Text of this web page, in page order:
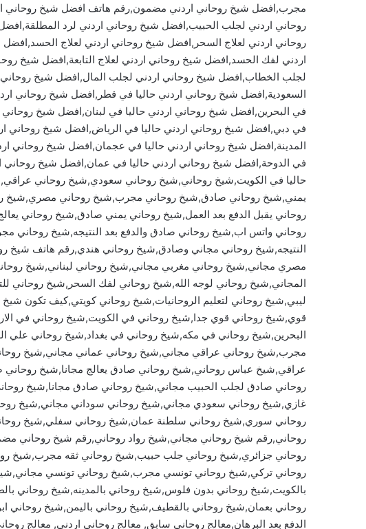
مجرب,افضل شيخ روحاني اردني مضمون,رقم هاتف افضل شيخ روحاني
روحاني اردني لجلب الحبيب,افضل شيخ روحاني اردني لرد
روحاني اردني لعلاج السحر,افضل شيخ روحاني اردني لعلاج
اردني لفك الحسد,افضل شيخ روحاني اردني لعلاج التابعة,افضل شيخ
لجلب الخطاب,افضل شيخ روحاني اردني لجلب المال,افضل شيخ
السعودية,افضل شيخ روحاني اردني حاليا في قطر,افضل شيخ روحاني
في البحرين,افضل شيخ روحاني اردني حاليا في لبنان,افضل شيخ روحاني
في دبي,افضل شيخ روحاني اردني حاليا في الرياض,افضل شيخ روحاني
المدينة,افضل شيخ روحاني اردني حاليا في عجمان,افضل شيخ روحاني
في الدوحة,افضل شيخ روحاني اردني حاليا في عمان,افضل شيخ
حاليا في الكويت,شيخ روحاني,شيخ روحاني سعودي,شيخ روحاني
يمني,شيخ روحاني صادق,شيخ روحاني مجرب,شيخ روحاني مصري,شيخ
روحاني يقبل الدفع بعد العمل,شيخ روحاني يمني صادق,شيخ روحاني
روحاني واتس اب,شيخ روحاني صادق والدفع بعد النتيجه,شيخ روحاني
النتيجه,شيخ روحاني مجاني وصادق,شيخ روحاني هندي,رقم هاتف شيخ
مصري مجاني,شيخ روحاني مغربي مجاني,شيخ روحاني لبناني,شيخ
المجاني,شيخ روحاني لوجه الله,شيخ روحاني لفك السحر,شيخ روحاني
ليبي,شيخ روحاني لتعليم الروحانيات,شيخ روحاني كويتي,كيف تكون
قوي,شيخ روحاني قوي جدا,شيخ روحاني في الكويت,شيخ روحاني في
البحرين,شيخ روحاني في مكه,شيخ روحاني في بغداد,شيخ روحاني علي
مجرب,شيخ روحاني عراقي مجاني,شيخ روحاني عماني مجاني,شيخ
عراقي,شيخ عباس روحاني,شيخ روحاني صادق يعالج مجانا,شيخ
روحاني صادق لجلب الحبيب مجاني,شيخ روحاني صادق مجانا,شيخ
غازي,شيخ روحاني سعودي مجاني,شيخ روحاني سوداني مجاني,شيخ
روحاني سوري,شيخ روحاني سلطنة عمان,شيخ روحاني سفلي,شيخ
روحاني,رقم شيخ روحاني مجاني,شيخ رواد روحاني,رقم شيخ روحاني
روحاني جزائري,شيخ روحاني جلب حبيب,شيخ روحاني ثقه مجرب,شيخ
روحاني تركي,شيخ روحاني تونسي مجرب,شيخ روحاني تونسي
بالكويت,شيخ روحاني بدون فلوس,شيخ روحاني بالمدينه,شيخ روحاني
روحاني بعمان,شيخ روحاني بالقطيف,شيخ روحاني باليمن,شيخ روحاني